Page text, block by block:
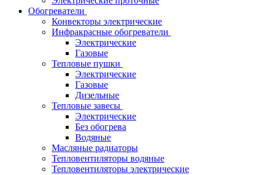
Обогреватели
Конвекторы электрические
Инфракрасные обогреватели
Электрические
Газовые
Тепловые пушки
Электрические
Газовые
Дизельные
Тепловые завесы
Электрические
Без обогрева
Водяные
Масляные радиаторы
Тепловентиляторы водяные
Тепловентиляторы электрические